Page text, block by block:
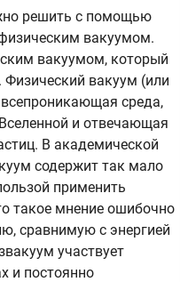
решить с помощью
вакуумом.
вакуумом, который
вакуум (или
среда,
и отвечающая
В академической
содержит так мало
применить
такое мнение ошибочно
сравнимую с энергией
участвует
и постоянно